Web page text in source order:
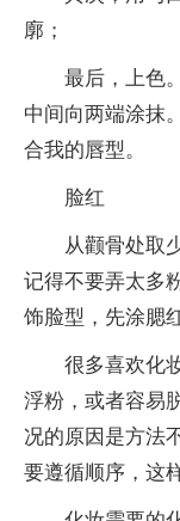
廓；
最后，上色
中间向两端涂抹
合我的唇型。
脸红
从颧骨处取
记得不要弄太多
饰脸型，先涂腮
很多喜欢化
浮粉，或者容易
况的原因是方法
要遵循顺序，这